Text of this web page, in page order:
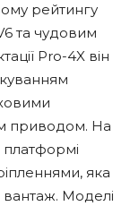
рейтингу
та чудовим
Pro-4X він
приводом. На
яка
Моделі